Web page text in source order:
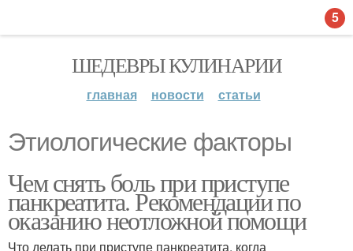
ШЕДЕВРЫ КУЛИНАРИИ
главная новости статьи
Этиологические факторы
Чем снять боль при приступе
панкреатита. Рекомендации по
оказанию неотложной помощи
Что делать при приступе панкреатита, когда
5